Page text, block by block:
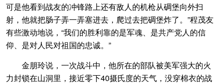
可是他看到战友的冲锋路上还有敌人的机枪从碉堡向外扫
射，他就把肠子弄一弄塞进去，爬过去把碉堡炸了。”程茂友
有些激动地说，“我们的胜利靠的是军魂、是共产党人的信
仰、是对人民对祖国的忠诚。”
金朋玲说，一次战斗中，他所在的部队被美军强大的火
力封锁在山洞里，接近零下40摄氏度的天气，没穿棉衣的战